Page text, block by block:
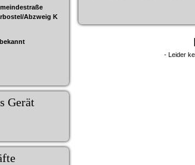
Abzweig K
Gerät
- Leider